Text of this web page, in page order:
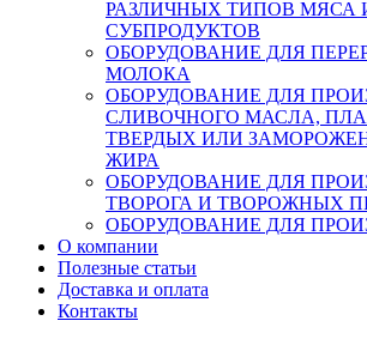
РАЗЛИЧНЫХ ТИПОВ МЯСА
СУБПРОДУКТОВ
ОБОРУДОВАНИЕ ДЛЯ
МОЛОКА
ОБОРУДОВАНИЕ ДЛЯ
СЛИВОЧНОГО МАСЛА,
ТВЕРДЫХ ИЛИ
ЖИРА
ОБОРУДОВАНИЕ ДЛЯ
ТВОРОГА И ТВОРОЖНЫХ
ОБОРУДОВАНИЕ ДЛЯ
О компании
Полезные статьи
Доставка и оплата
Контакты